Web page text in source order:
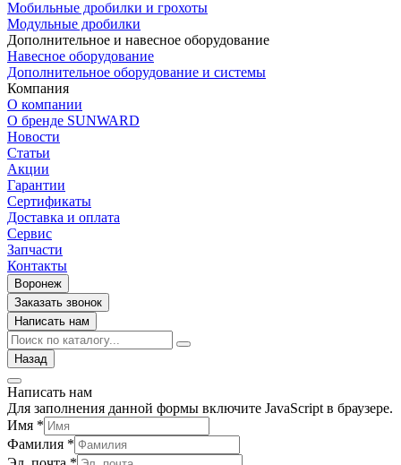
Мобильные дробилки и грохоты
Модульные дробилки
Дополнительное и навесное оборудование
Навесное оборудование
Дополнительное оборудование и системы
Компания
О компании
О бренде SUNWARD
Новости
Статьи
Акции
Гарантии
Сертификаты
Доставка и оплата
Сервис
Запчасти
Контакты
Воронеж
Заказать звонок
Написать нам
Назад
Написать нам
Для заполнения данной формы включите JavaScript в браузере.
Имя *
Фамилия *